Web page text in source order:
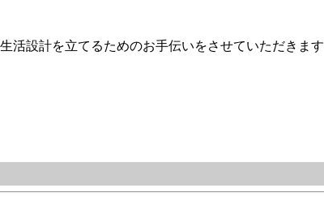
活設計を立てるためのお手伝いをさせていただきます